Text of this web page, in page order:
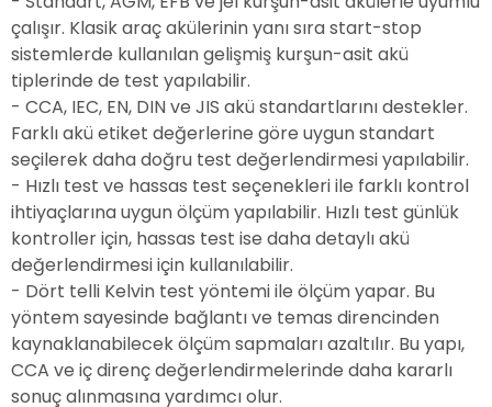
çalışır. Klasik araç akülerinin yanı sıra start-stop
sistemlerde kullanılan gelişmiş kurşun-asit akü
tiplerinde de test yapılabilir.
- CCA, IEC, EN, DIN ve JIS akü standartlarını destekler.
Farklı akü etiket değerlerine göre uygun standart
seçilerek daha doğru test değerlendirmesi yapılabilir.
- Hızlı test ve hassas test seçenekleri ile farklı kontrol
ihtiyaçlarına uygun ölçüm yapılabilir. Hızlı test günlük
kontroller için, hassas test ise daha detaylı akü
değerlendirmesi için kullanılabilir.
- Dört telli Kelvin test yöntemi ile ölçüm yapar. Bu
yöntem sayesinde bağlantı ve temas direncinden
kaynaklanabilecek ölçüm sapmaları azaltılır. Bu yapı,
CCA ve iç direnç değerlendirmelerinde daha kararlı
sonuç alınmasına yardımcı olur.